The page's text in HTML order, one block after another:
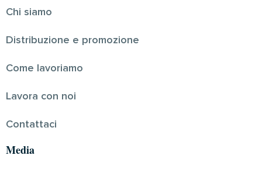
Chi siamo
Distribuzione e promozione
Come lavoriamo
Lavora con noi
Contattaci
Media